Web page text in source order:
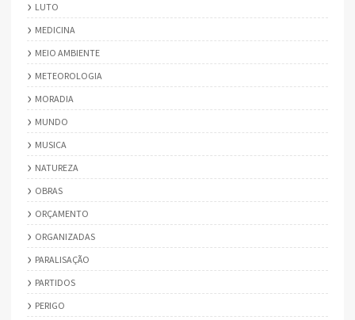
LUTO
MEDICINA
MEIO AMBIENTE
METEOROLOGIA
MORADIA
MUNDO
MUSICA
NATUREZA
OBRAS
ORÇAMENTO
ORGANIZADAS
PARALISAÇÃO
PARTIDOS
PERIGO